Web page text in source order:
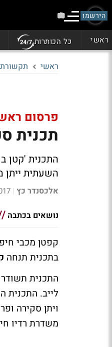
הירשמו
ראשי כל הכותרות
ראשי תקשורת
פרסום
תכנית
השעתית ייתן
אלכסנדר כץ |
נושאים בכתבה
קפטן מכבי
בתכנית תנחה
לייב. התכנית
ויתן סקירה
משדרת רדיו